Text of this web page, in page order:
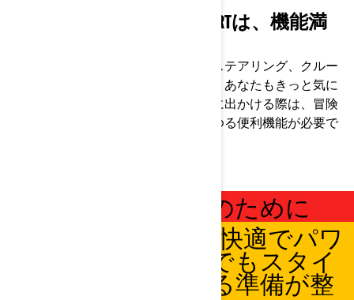
ラグジュアリーなSPYDER RTは、機能満
トラクションコントロール、パワーステアリング、クルー
ズコントロール、リバース機能など、あなたもきっと気に
入る機能が満載。長距離ツーリングに出かける際は、冒険
を刺激的で快適にするために、あらゆる便利機能が必要で
極上のツーリングのために
SPYDER RTモデルは、快適でパワ
フル、どんな距離でもスタイ
リッシュに走行する準備が整